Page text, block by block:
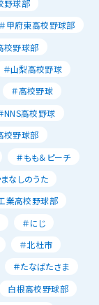
野球部
＃甲府東高校野球部
校野球部
＃山梨高校野球
＃高校野球
NNS高校野球
校野球部
＃もも＆ピーチ
なしのうた
業高校野球部
＃にじ
＃北杜市
＃たなばたさま
白根高校野球部